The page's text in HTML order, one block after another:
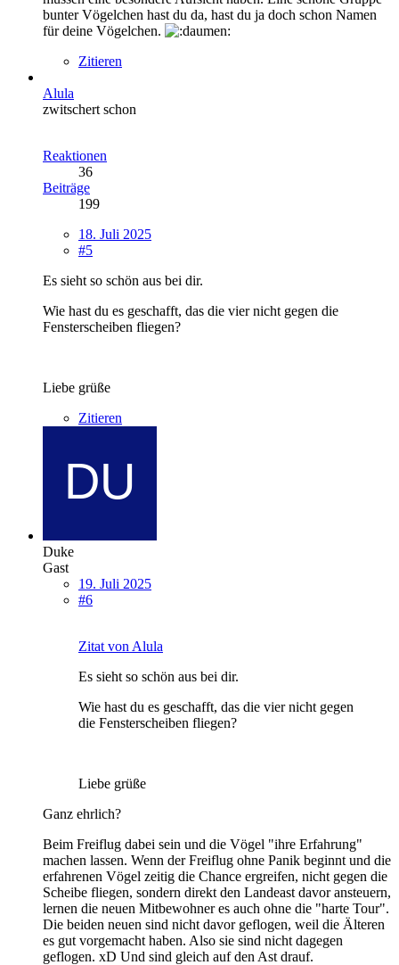
bunter Vögelchen hast du da, hast du ja doch schon Namen
für deine Vögelchen.
Zitieren
Alula
zwitschert schon
Reaktionen
36
Beiträge
199
18. Juli 2025
#5
Es sieht so schön aus bei dir.
Wie hast du es geschafft, das die vier nicht gegen die
Fensterscheiben fliegen?
Liebe grüße
Zitieren
Duke
Gast
19. Juli 2025
#6
Zitat von Alula
Es sieht so schön aus bei dir.
Wie hast du es geschafft, das die vier nicht gegen
die Fensterscheiben fliegen?
Liebe grüße
Ganz ehrlich?
Beim Freiflug dabei sein und die Vögel "ihre Erfahrung"
machen lassen. Wenn der Freiflug ohne Panik beginnt und die
erfahrenen Vögel zeitig die Chance ergreifen, nicht gegen die
Scheibe fliegen, sondern direkt den Landeast davor ansteuern,
lernen die neuen Mitbewohner es auch ohne die "harte Tour".
Die beiden neuen sind nicht davor geflogen, weil die Älteren
es gut vorgemacht haben. Also sie sind nicht dagegen
geflogen. xD Und sind gleich auf den Ast drauf.